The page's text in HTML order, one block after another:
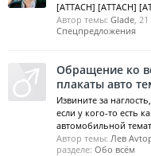
[ATTACH] [ATTACH]
Автор темы: Glade, 21
Спецпредложения
Обращение ко
плакаты авто
Извините за
если у кого-то есть
автомобильной
Автор темы: Лев
разделе: Обо всём